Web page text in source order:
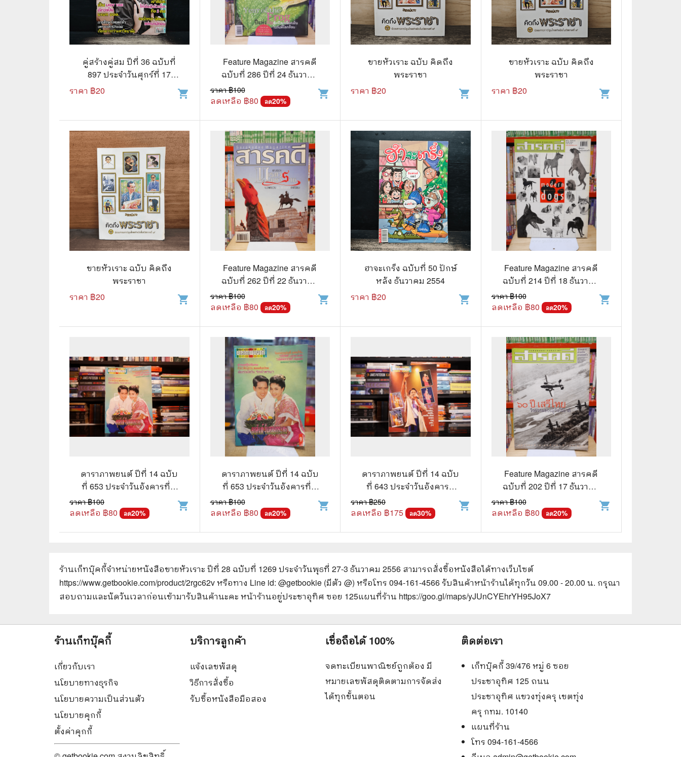
คู่สร้างคู่สม ปีที่ 36 ฉบับที่
897 ประจำวันศุกร์ที่ 17
เมษายน 2558
ราคา ฿20 shopping_cart
Feature Magazine สารคดี
ฉบับที่ 286 ปีที่ 24 ธันวาคม
2551 ปีแห่งกบ
ราคา ฿100
ลดเหลือ ฿80 ลด20%
shopping_cart
ขายหัวเราะ ฉบับ คิดถึง
พระราชา
ราคา ฿20 shopping_cart
ขายหัวเราะ ฉบับ คิดถึง
พระราชา
ราคา ฿20 shopping_cart
ขายหัวเราะ ฉบับ คิดถึง
พระราชา
ราคา ฿20 shopping_cart
Feature Magazine สารคดี
ฉบับที่ 262 ปีที่ 22 ธันวาคม
2549 นเรศวรมหาราช
ราคา ฿100
ลดเหลือ ฿80 ลด20%
shopping_cart
ฮาจะเกร็ง ฉบับที่ 50 ปักษ์
หลัง ธันวาคม 2554
ราคา ฿20 shopping_cart
Feature Magazine สารคดี
ฉบับที่ 214 ปีที่ 18 ธันวาคม
2545 หมาสมัยใหม่
ราคา ฿100
ลดเหลือ ฿80 ลด20%
shopping_cart
ดาราภาพยนต์ ปีที่ 14 ฉบับ
ที่ 653 ประจำวันอังคารที่ 6
พฤศจิกายน 2533 (เบิร์ด -
กวาง)
ราคา ฿100
ลดเหลือ ฿80 ลด20%
shopping_cart
ดาราภาพยนต์ ปีที่ 14 ฉบับ
ที่ 653 ประจำวันอังคารที่ 6
พฤศจิกายน 2533 (เบิร์ด -
กวาง)
ราคา ฿100
ลดเหลือ ฿80 ลด20%
shopping_cart
ดาราภาพยนต์ ปีที่ 14 ฉบับ
ที่ 643 ประจำวันอังคารที่
28 ส.ค. 2533 เบิร์ด ธงไชย
ราคา ฿250
ลดเหลือ ฿175 ลด30%
shopping_cart
Feature Magazine สารคดี
ฉบับที่ 202 ปีที่ 17 ธันวาคม
2544 60 ปีเสรีไทย
ราคา ฿100
ลดเหลือ ฿80 ลด20%
shopping_cart
ร้านเก็ทบุ๊คกี้จำหน่ายหนังสือขายหัวเราะ ปีที่ 28 ฉบับที่ 1269 ประจำวันพุธที่ 27-3 ธันวาคม 2556 สามารถสั่งซื้อหนังสือได้ทางเว็บไซต์
https://www.getbookie.com/product/2rgc62vหรือทาง Line id: @getbookie (มีตัว @) หรือโทร 094-161-4566 รับสินค้าหน้าร้านได้ทุกวัน 09.00 - 20.00 น. กรุณา
สอบถามและนัดวันเวลาก่อนเข้ามารับสินค้านะคะ หน้าร้านอยู่ประชาอุทิศ ซอย 125แผนที่ร้าน https://goo.gl/maps/yJUnCYEhrYH95JoX7
🌏 นิยายแปล
🏰 วรรณกรรมเยาวชน
🛸 ไซไฟ วิทยาศาสตร์
🌟 นิยายไลท์โนเวล
🏮 นิยายจีน
🌞 นิยายแจ่มใส
❤️ รัก โรแมนติก
❤️‍🔥❤️‍🔥 นิยายรัก ราคาถูกสุด
💀 ผี สยองขวัญ ระทึกขวัญ
🎭 ดราม่า ชีวิต
🔍 สืบสวน สอบสวน
⚔️ แอ็คชั่น ต่อสู้
นิยาย วรรณกรรม
🔴 สนพ.บูรพัฒน์
🔲 สนพ.Zenshu
การ์ตูนรายเดือน รายสัปดาห์
การ์ตูนแก๊ก
กล่อง BOXSET การ์ตูน
หนังสือการ์ตูน
🐲 หนังสือเด็ก
🪐 ความรู้สำหรับเด็ก
🐲 นิทาน
บอร์ดเกมแปลไทย
บอร์ดเกมโดยคนไทย
Board Game
📒 สมุดบันทึก
🎥 ของสะสมจากหนังและการ์ตูน
📅 ปฏิทินเก่า
อื่นๆ
ร้านเก็ทบุ๊คกี้
เกี่ยวกับเรา
นโยบายทางธุรกิจ
นโยบายความเป็นส่วนตัว
นโยบายคุกกี้
ตั้งค่าคุกกี้
บริการลูกค้า
แจ้งเลขพัสดุ
วิธีการสั่งซื้อ
รับซื้อหนังสือมือสอง
เชื่อถือได้ 100%
จดทะเบียนพาณิชย์ถูกต้อง มี
หมายเลขพัสดุติดตามการจัดส่ง
ได้ทุกขั้นตอน
ติดต่อเรา
เก็ทบุ๊คกี้ 39/476 หมู่ 6 ซอย
ประชาอุทิศ 125 ถนน
ประชาอุทิศ แขวงทุ่งครุ เขตทุ่ง
ครุ กทม. 10140
แผนที่ร้าน
โทร 094-161-4566